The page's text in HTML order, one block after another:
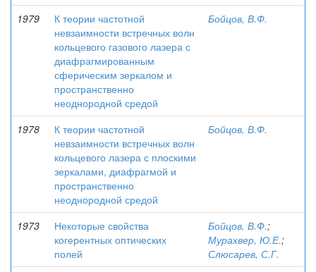
1979
К теории частотной
невзаимности встречных волн
кольцевого газового лазера с
диафрагмированным
сферическим зеркалом и
пространственно
неоднородной средой
Бойцов, В.Ф.
1978
К теории частотной
невзаимности встречных волн
кольцевого лазера с плоскими
зеркалами, диафрагмой и
пространственно
неоднородной средой
Бойцов, В.Ф.
1973
Некоторые свойства
когерентных оптических
полей
Бойцов, В.Ф.;
Мурахвер, Ю.Е.;
Слюсарев, С.Г.